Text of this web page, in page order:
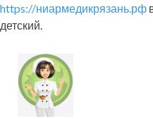
https://ниармедикрязань.рф
детский.